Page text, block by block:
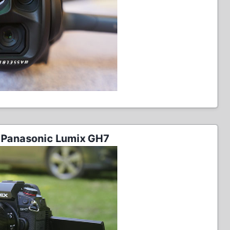
Panasonic Lumix GH7